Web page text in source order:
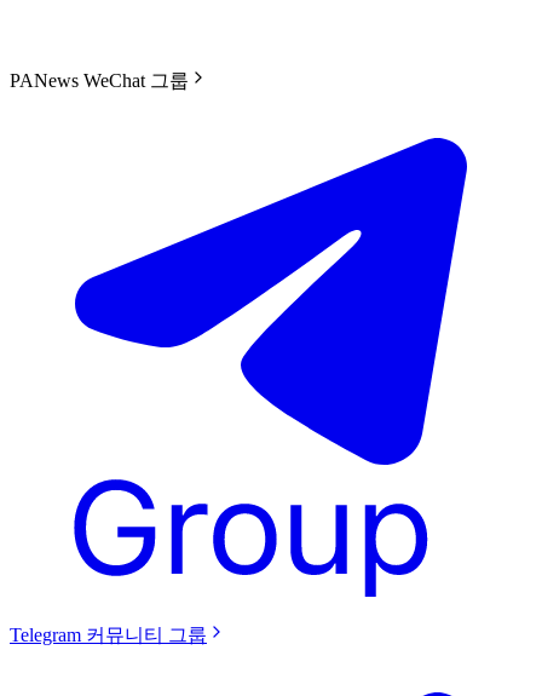
PANews WeChat 그룹
Telegram 커뮤니티 그룹